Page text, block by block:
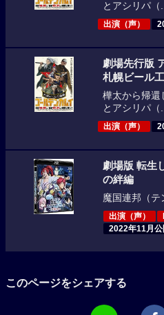
とアシリパ（
出演（声）
劇場先行版
札幌ビール
樺太から帰還
とアシリパ（
出演（声）
劇場版 転生
の絆編
魔国連邦（テ
出演（声）
2022年11月公
このページをシェアする